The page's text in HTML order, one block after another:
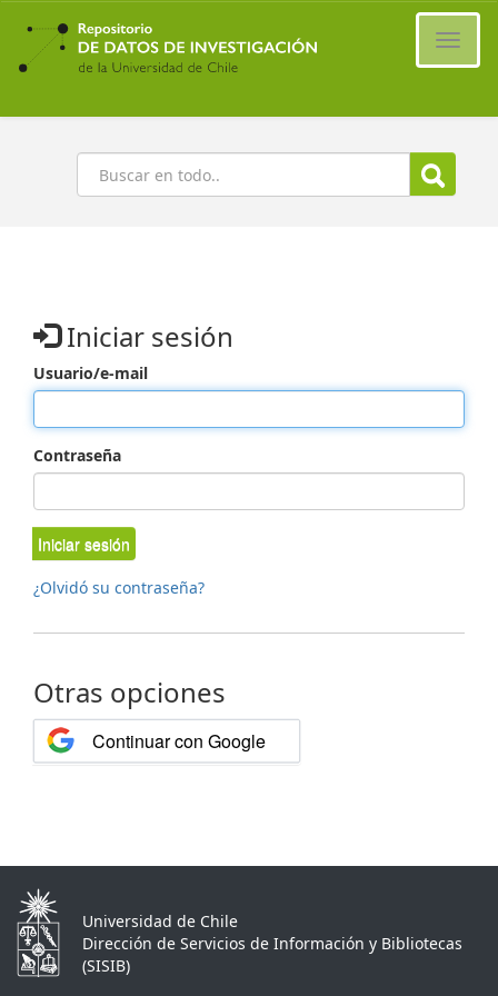
Ir
contenido
principal
Buscar
Iniciar sesión
Usuario/e-mail
Contraseña
Iniciar sesión
¿Olvidó su contraseña?
Otras opciones
Continuar con Google
Universidad de Chile
Dirección de Servicios de Información y Bibliotecas
(SISIB)